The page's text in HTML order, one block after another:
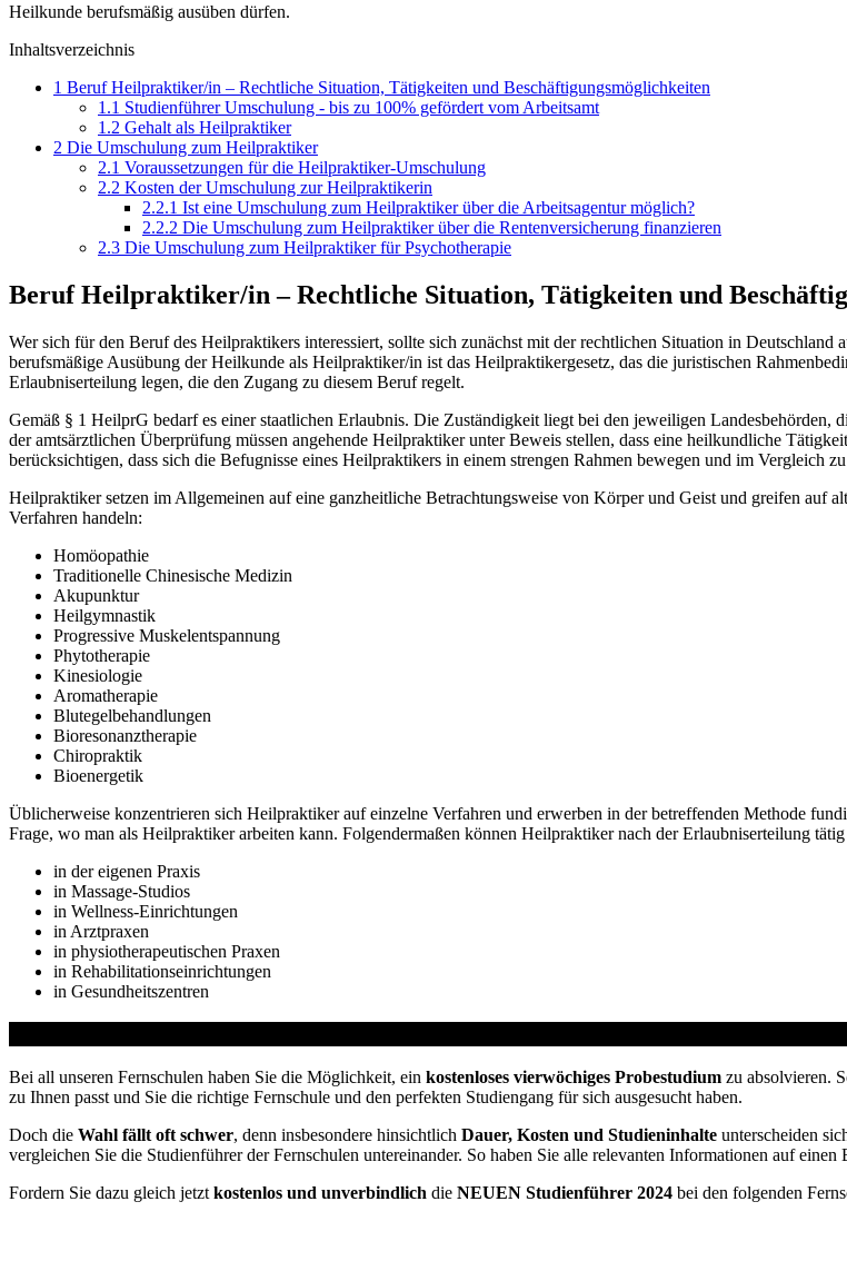
Heilkunde berufsmäßig ausüben dürfen.
Inhaltsverzeichnis
1 Beruf Heilpraktiker/in – Rechtliche Situation, Tätigkeiten und Beschäftigungsmöglichkeiten
1.1 Studienführer Umschulung - bis zu 100% gefördert vom Arbeitsamt
1.2 Gehalt als Heilpraktiker
2 Die Umschulung zum Heilpraktiker
2.1 Voraussetzungen für die Heilpraktiker-Umschulung
2.2 Kosten der Umschulung zur Heilpraktikerin
2.2.1 Ist eine Umschulung zum Heilpraktiker über die Arbeitsagentur möglich?
2.2.2 Die Umschulung zum Heilpraktiker über die Rentenversicherung finanzieren
2.3 Die Umschulung zum Heilpraktiker für Psychotherapie
Beruf Heilpraktiker/in – Rechtliche Situation, Tätigkeiten und
Wer sich für den Beruf des Heilpraktikers interessiert, sollte sich zunächst mit der rechtlichen Situation in
berufsmäßige Ausübung der Heilkunde als Heilpraktiker/in ist das Heilpraktikergesetz, das die juristischen
Erlaubniserteilung legen, die den Zugang zu diesem Beruf regelt.
Gemäß § 1 HeilprG bedarf es einer staatlichen Erlaubnis. Die Zuständigkeit liegt bei den jeweiligen
der amtsärztlichen Überprüfung müssen angehende Heilpraktiker unter Beweis stellen, dass eine heilkundliche
berücksichtigen, dass sich die Befugnisse eines Heilpraktikers in einem strengen Rahmen bewegen und im Vergleich
Heilpraktiker setzen im Allgemeinen auf eine ganzheitliche Betrachtungsweise von Körper und Geist und greifen auf
Verfahren handeln:
Homöopathie
Traditionelle Chinesische Medizin
Akupunktur
Heilgymnastik
Progressive Muskelentspannung
Phytotherapie
Kinesiologie
Aromatherapie
Blutegelbehandlungen
Bioresonanztherapie
Chiropraktik
Bioenergetik
Üblicherweise konzentrieren sich Heilpraktiker auf einzelne Verfahren und erwerben in der betreffenden Methode
Frage, wo man als Heilpraktiker arbeiten kann. Folgendermaßen können Heilpraktiker nach der Erlaubniserteilung
in der eigenen Praxis
in Massage-Studios
in Wellness-Einrichtungen
in Arztpraxen
in physiotherapeutischen Praxen
in Rehabilitationseinrichtungen
in Gesundheitszentren
Bei all unseren Fernschulen haben Sie die Möglichkeit, ein kostenloses vierwöchiges Probestudium zu absolvieren.
zu Ihnen passt und Sie die richtige Fernschule und den perfekten Studiengang für sich ausgesucht haben.
Doch die Wahl fällt oft schwer, denn insbesondere hinsichtlich Dauer, Kosten und Studieninhalte unterscheiden
vergleichen Sie die Studienführer der Fernschulen untereinander. So haben Sie alle relevanten Informationen auf
Fordern Sie dazu gleich jetzt kostenlos und unverbindlich die NEUEN Studienführer 2024 bei den folgenden